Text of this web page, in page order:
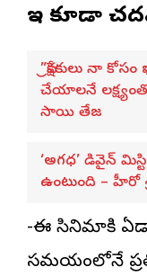
ఇవి కూడా
”ప్రేక్షకులు నా
చేయాలనే లక్ష్యంతో
సాయి తేజ
‘అగధ’ డివైన్
ఉంటుంది – హీరో
-ఈ సినిమాకి
సమయంలోనే